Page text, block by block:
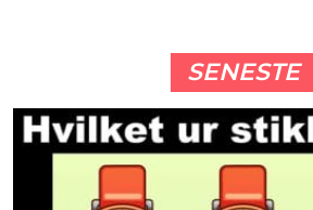
SENESTE